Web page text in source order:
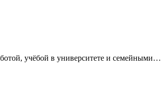
учёбой в университете и семейными…